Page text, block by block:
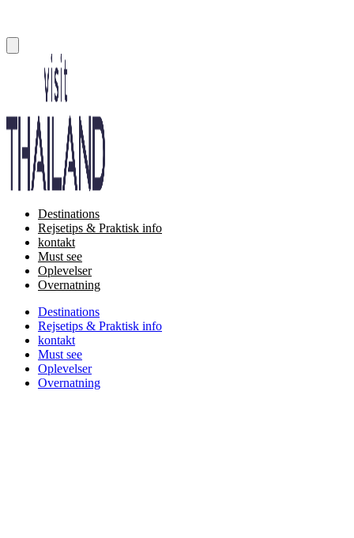
Destinations
Rejsetips & Praktisk info
kontakt
Must see
Oplevelser
Overnatning
Destinations
Rejsetips & Praktisk info
kontakt
Must see
Oplevelser
Overnatning